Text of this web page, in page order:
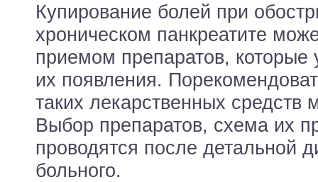
Купирование болей при
хроническом панкреатите
приемом препаратов, которые
их появления.
таких лекарственных средств
Выбор препаратов, схема их
проводятся после детальной
больного.